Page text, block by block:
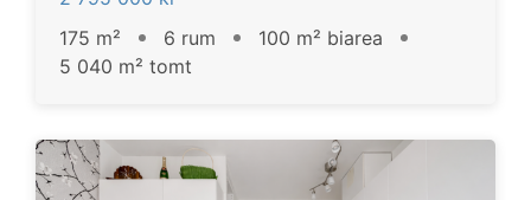
175 m²
6 rum
100 m² biarea
5 040 m² tomt